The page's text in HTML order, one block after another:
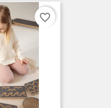
favorite_border